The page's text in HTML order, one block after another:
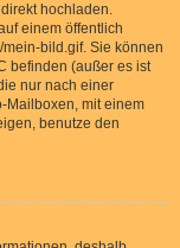
hochladen.
einem öffentlich
bild.gif. Sie können
befinden (außer es ist
nur nach einer
Mailboxen, mit einem
benutze den